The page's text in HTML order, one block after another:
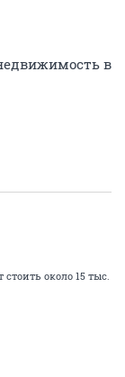
в
около 15 тыс.